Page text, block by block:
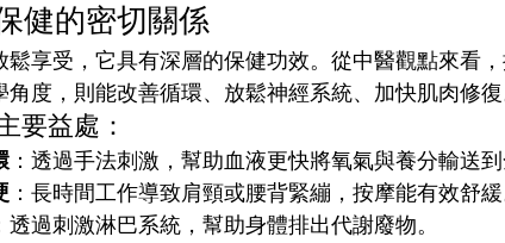
健的密切關係
鬆享受，它具有深層的保健功效。從中醫觀點來看
度，則能改善循環、放鬆神經系統、加快肌肉修復
要益處：
：透過手法刺激，幫助血液更快將氧氣與養分輸送到
：長時間工作導致肩頸或腰背緊繃，按摩能有效舒緩
透過刺激淋巴系統，幫助身體排出代謝廢物。